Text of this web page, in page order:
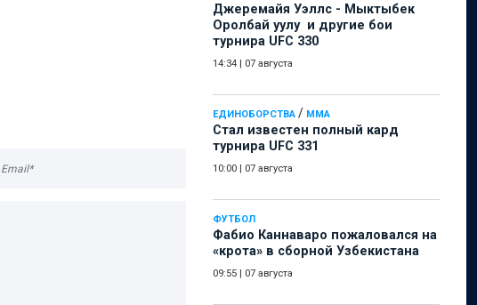
Джеремайя Уэллс - Мыктыбек
Оролбай уулу и другие бои
турнира UFC 330
14:34 07 августа
ЕДИНОБОРСТВА / ММА
Стал известен полный кард
турнира UFC 331
10:00 07 августа
ФУТБОЛ
Фабио Каннаваро пожаловался на
«крота» в сборной Узбекистана
09:55 07 августа